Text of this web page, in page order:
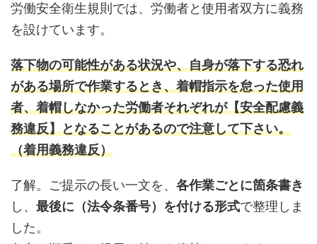
労働安全衛生規則では、労働者と使用者双方に義務
を設けています。
落下物の可能性がある状況や、自身が落下する恐れ
がある場所で作業するとき、着帽指示を怠った使用
者、着帽しなかった労働者それぞれが【安全配慮義
務違反】となることがあるので注意して下さい。
（着用義務違反）
了解。ご提示の長い一文を、 各作業ごとに箇条書き
し、 最後に（法令条番号）を付ける形式で整理しま
した。